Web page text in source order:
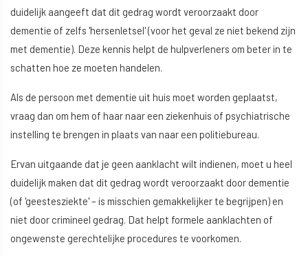
duidelijk aangeeft dat dit gedrag wordt veroorzaakt door
dementie of zelfs 'hersenletsel' (voor het geval ze niet bekend zijn
met dementie). Deze kennis helpt de hulpverleners om beter in te
schatten hoe ze moeten handelen.
Als de persoon met dementie uit huis moet worden geplaatst,
vraag dan om hem of haar naar een ziekenhuis of psychiatrische
instelling te brengen in plaats van naar een politiebureau.
Ervan uitgaande dat je geen aanklacht wilt indienen, moet u heel
duidelijk maken dat dit gedrag wordt veroorzaakt door dementie
(of 'geestesziekte' – is misschien gemakkelijker te begrijpen) en
niet door crimineel gedrag. Dat helpt formele aanklachten of
ongewenste gerechtelijke procedures te voorkomen.